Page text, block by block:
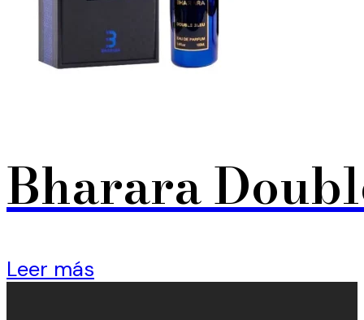
Bharara
Leer más